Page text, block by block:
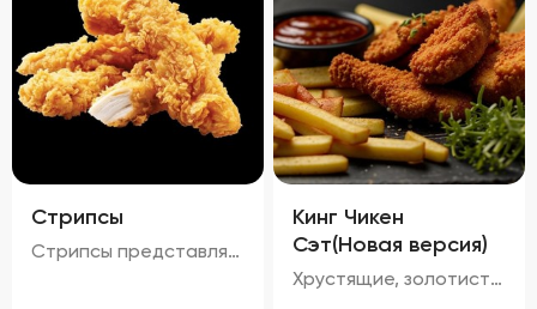
Стрипсы
Стрипсы представляют собой кусочки куриного филе, обжаренные до золотистой корочки. Внешне они выглядят аппетитно, с равномерной золотистой окраской, без признаков пережарки. Вкус мяса насыщенный, сочный и ароматный, без каких-либо посторонних привкусов и запахов. Консистенция стрипсов идеальна: внутри мясо остается мягким и нежным, а снаружи образуется приятная хрустящая корочка. Это блюдо отлично сочетается с различными соусами и гарнирами, добавляя пикантности любому столу.
Кинг Чикен
Сэт(Новая версия)
Хрустящие, золотистые наггетсы, стрипсы и картофель фри с легким маслянистым блеском. Аромат блюда сочетает в себе ноты жареной курицы и свежего картофеля. Вкус сбалансирован между сладостью и легкой солоноватостью, подчеркивая естественные оттенки жареной курицы и картофеля. Текстура продуктов плотная и хрустящая, создавая приятное ощущение при каждом укусе.